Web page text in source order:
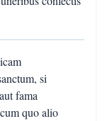
si
fama
quo alio